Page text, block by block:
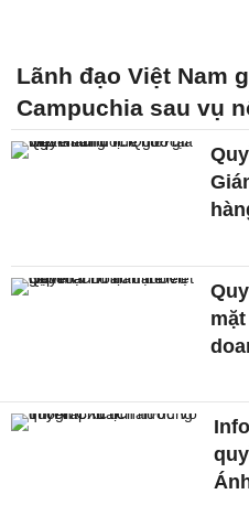
Lãnh đạo Việt Nam
Campuchia sau vụ